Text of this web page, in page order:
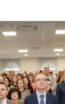
oktatásszakmai
KA220-SCH-